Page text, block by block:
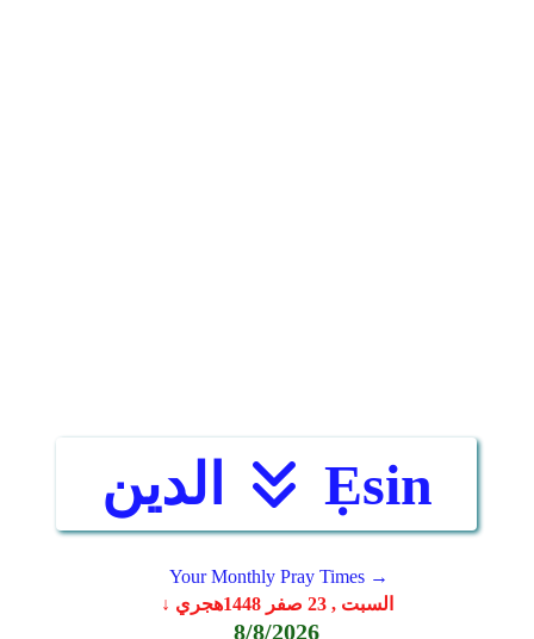
Ẹsin